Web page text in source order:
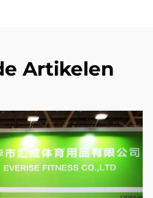
Artikelen